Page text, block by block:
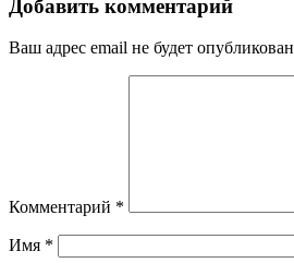
записям
Добавить комментарий
Ваш адрес email не будет
Комментарий *
Имя *